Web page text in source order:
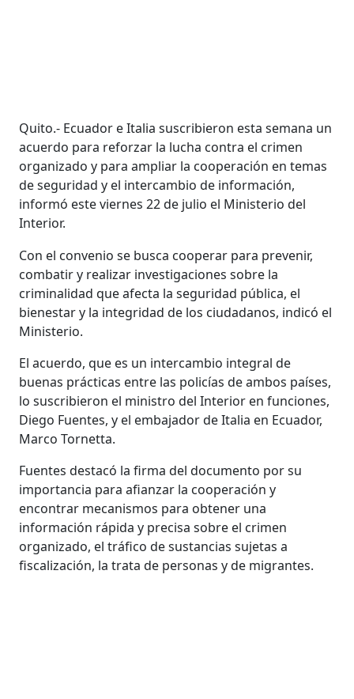
Quito.- Ecuador e Italia suscribieron esta semana un
acuerdo para reforzar la lucha contra el crimen
organizado y para ampliar la cooperación en temas
de seguridad y el intercambio de información,
informó este viernes 22 de julio el Ministerio del
Interior.
Con el convenio se busca cooperar para prevenir,
combatir y realizar investigaciones sobre la
criminalidad que afecta la seguridad pública, el
bienestar y la integridad de los ciudadanos, indicó el
Ministerio.
El acuerdo, que es un intercambio integral de
buenas prácticas entre las policías de ambos países,
lo suscribieron el ministro del Interior en funciones,
Diego Fuentes, y el embajador de Italia en Ecuador,
Marco Tornetta.
Fuentes destacó la firma del documento por su
importancia para afianzar la cooperación y
encontrar mecanismos para obtener una
información rápida y precisa sobre el crimen
organizado, el tráfico de sustancias sujetas a
fiscalización, la trata de personas y de migrantes.